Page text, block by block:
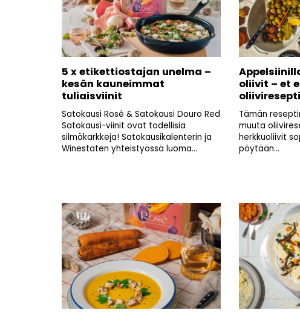
5 x etikettiostajan unelma –
kesän kauneimmat
tuliaisviinit
Satokausi Rosé & Satokausi Douro Red
Satokausi-viinit ovat todellisia
silmäkarkkeja! Satokausikalenterin ja
Winestaten yhteistyössä luoma...
oliivit – et
Tämän
muuta
herkkuoliivit
pöytään...